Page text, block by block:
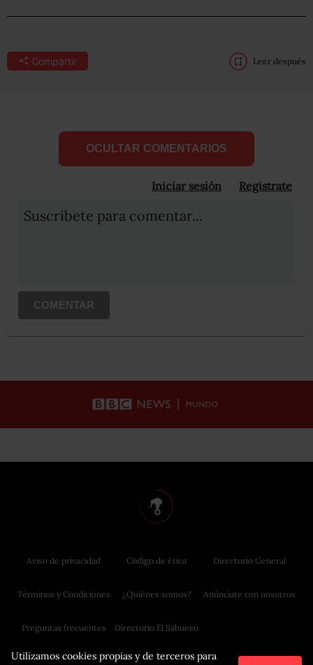
Compartir Leer después
OCULTAR COMENTARIOS
Iniciar sesión Registrate
Suscribete para comentar...
COMENTAR
Utilizamos cookies propias y de terceros para
Aviso de privacidad
Términos y Condiciones
Preguntas frecuentes
Código de ética
¿Quiénes somos?
Directorio El Sabueso
Directorio General
Anúnciate con nosotros